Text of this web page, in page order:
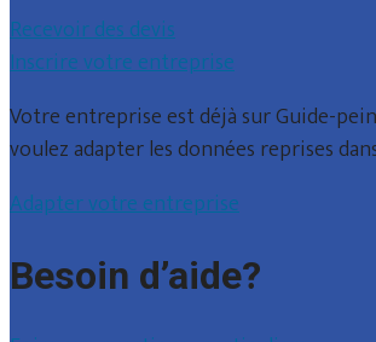
Recevoir des devis
Inscrire votre entreprise
Votre entreprise est déjà sur Guide-
voulez adapter les données reprises
Adapter votre entreprise
Besoin d’aide?